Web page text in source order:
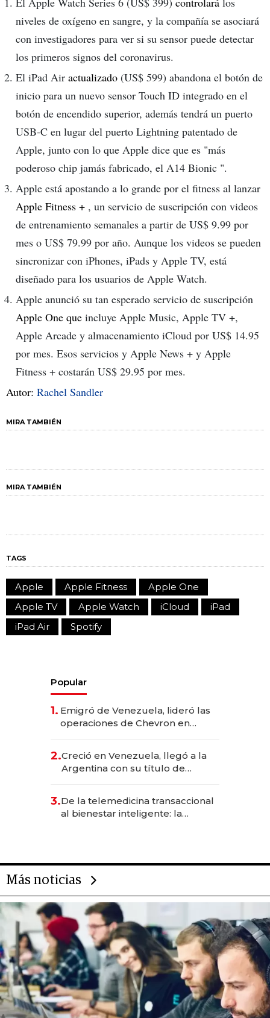
niveles de oxígeno en sangre, y la compañía se asociará
con investigadores para ver si su sensor puede detectar
los primeros signos del coronavirus.
El iPad Air actualizado (US$ 599) abandona el botón de
inicio para un nuevo sensor Touch ID integrado en el
botón de encendido superior, además tendrá un puerto
USB-C en lugar del puerto Lightning patentado de
Apple, junto con lo que Apple dice que es "más
poderoso chip jamás fabricado, el A14 Bionic ".
Apple está apostando a lo grande por el fitness al lanzar
Apple Fitness + , un servicio de suscripción con videos
de entrenamiento semanales a partir de US$ 9.99 por
mes o US$ 79.99 por año. Aunque los videos se pueden
sincronizar con iPhones, iPads y Apple TV, está
diseñado para los usuarios de Apple Watch.
Apple anunció su tan esperado servicio de suscripción
Apple One que incluye Apple Music, Apple TV +,
Apple Arcade y almacenamiento iCloud por US$ 14.95
por mes. Esos servicios y Apple News + y Apple
Fitness + costarán US$ 29.95 por mes.
Autor: Rachel Sandler
MIRA TAMBIÉN
MIRA TAMBIÉN
TAGS
Apple Apple Fitness
Apple One
Apple TV
Apple Watch iCloud
iPad
iPad Air
Spotify
Popular
1. Emigró de Venezuela, lideró las
operaciones de Chevron en
2.Creció en Venezuela, llegó a la
Argentina con su título de
las marcas "fast premium"
3.De la telemedicina transaccional
al bienestar inteligente: la
Más noticias